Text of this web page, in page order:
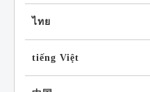
ไทย
tiếng Việt